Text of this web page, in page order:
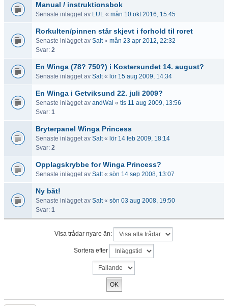
Manual / instruktionsbok
Senaste inlägget av LUL « mån 10 okt 2016, 15:45
Rorkulten/pinnen står skjevt i forhold til roret
Senaste inlägget av Salt« mån 23 apr 2012, 22:32
Svar: 2
En Winga (78? 750?) i Kostersundet 14. august?
Senaste inlägget av Salt« lör 15 aug 2009, 14:34
En Winga i Getviksund 22. juli 2009?
Senaste inlägget av andWal « tis 11 aug 2009, 13:56
Svar: 1
Bryterpanel Winga Princess
Senaste inlägget av Salt« lör 14 feb 2009, 18:14
Svar: 2
Opplagskrybbe for Winga Princess?
Senaste inlägget av Salt« sön 14 sep 2008, 13:07
Ny båt!
Senaste inlägget av Salt« sön 03 aug 2008, 19:50
Svar: 1
Visa trådar nyare än:
Sortera efter